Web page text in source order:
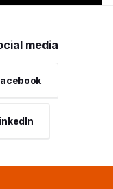
media